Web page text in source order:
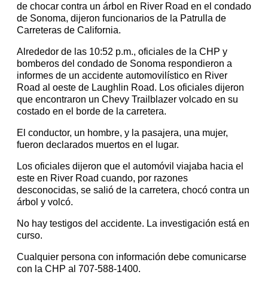
de chocar contra un árbol en River Road en el condado
de Sonoma, dijeron funcionarios de la Patrulla de
Carreteras de California.
Alrededor de las 10:52 p.m., oficiales de la CHP y
bomberos del condado de Sonoma respondieron a
informes de un accidente automovilístico en River
Road al oeste de Laughlin Road. Los oficiales dijeron
que encontraron un Chevy Trailblazer volcado en su
costado en el borde de la carretera.
El conductor, un hombre, y la pasajera, una mujer,
fueron declarados muertos en el lugar.
Los oficiales dijeron que el automóvil viajaba hacia el
este en River Road cuando, por razones
desconocidas, se salió de la carretera, chocó contra un
árbol y volcó.
No hay testigos del accidente. La investigación está en
curso.
Cualquier persona con información debe comunicarse
con la CHP al 707-588-1400.